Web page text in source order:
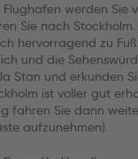
werden Sie
Sie nach
hervorragend zu
und die
Stan und erkunden
ist voller gut
fahren Sie dann
aufzunehmen).